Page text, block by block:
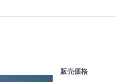
販売価格